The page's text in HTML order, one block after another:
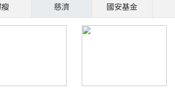
慈濟 國安基金